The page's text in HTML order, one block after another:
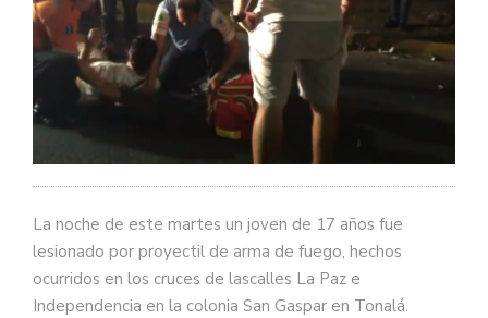
La noche de este martes un joven de 17 años fue
lesionado por proyectil de arma de fuego, hechos
ocurridos en los cruces de lascalles La Paz e
Independencia en la colonia San Gaspar en Tonalá.